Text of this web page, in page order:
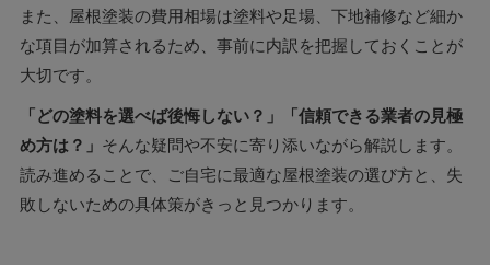
また、屋根塗装の費用相場は塗料や足場、下地補修など細か
な項目が加算されるため、事前に内訳を把握しておくことが
大切です。
「どの塗料を選べば後悔しない？」「信頼できる業者の見極
め方は？」 そんな疑問や不安に寄り添いながら解説します。
読み進めることで、ご自宅に最適な屋根塗装の選び方と、失
敗しないための具体策がきっと見つかります。